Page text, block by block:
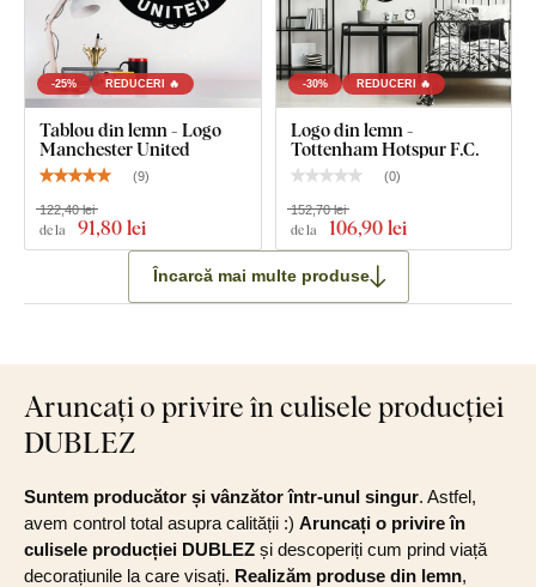
-25% REDUCERI 🔥
Tablou din lemn - Logo
Manchester United
(9)
de la 91,80 lei
122,40 lei
-30% REDUCERI 🔥
Logo din lemn -
Tottenham Hotspur F.C.
(0)
de la 106,90 lei
152,70 lei
Încarcă mai multe produse
Aruncați o privire în culisele producției
DUBLEZ
Suntem producător și vânzător într-unul singur. Astfel,
avem control total asupra calității :) Aruncați o privire în
culisele producției DUBLEZ și descoperiți cum prind viață
decorațiunile la care visați. Realizăm produse din lemn,